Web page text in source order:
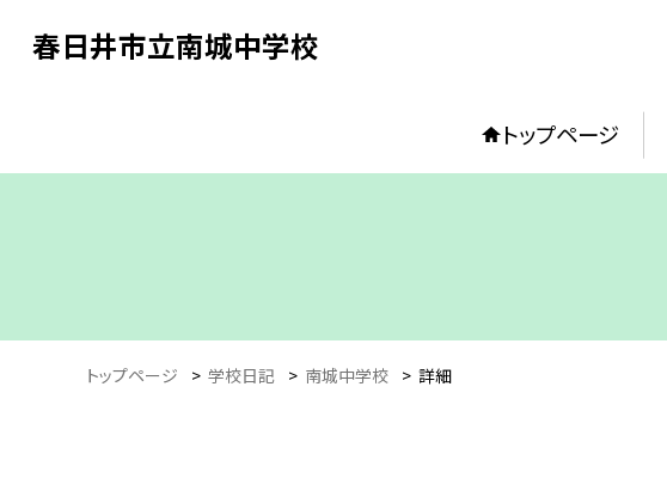
春日井市立南城中学校
トップページ
トップページ > 学校日記 > 南城中学校 > 詳細